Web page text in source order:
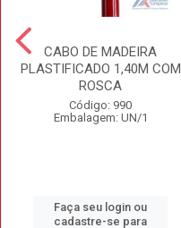
CABO DE MADEIRA
PLASTIFICADO 1,40M COM
ROSCA
Código: 990
Embalagem: UN/1
Faça seu login ou
cadastre-se para